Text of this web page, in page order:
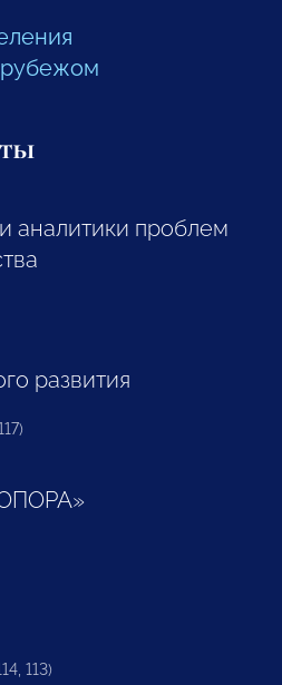
рубежом
аналитики проблем
развития
113)